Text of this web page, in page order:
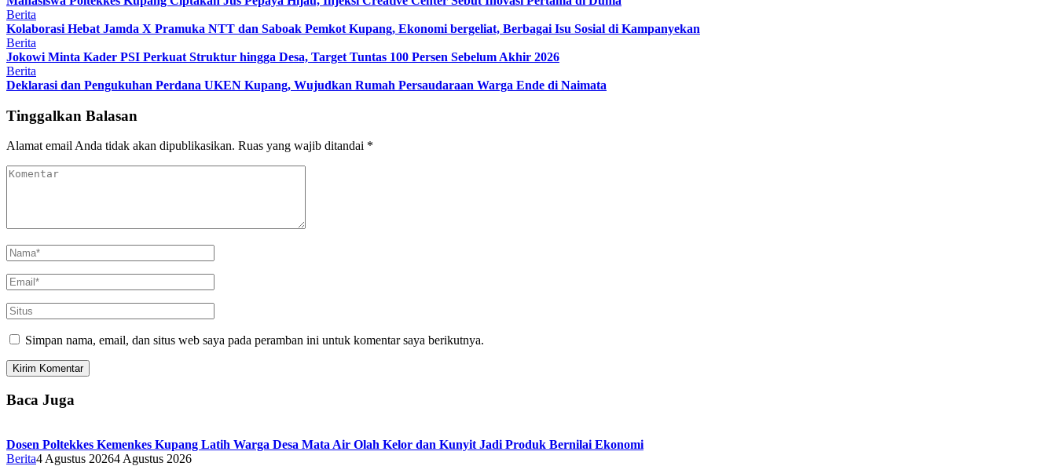
Berita
Kolaborasi Hebat Jamda X Pramuka NTT dan Saboak Pemkot Kupang, Ekonomi bergeliat, Berbagai Isu Sosial di Kampanyekan
Berita
Jokowi Minta Kader PSI Perkuat Struktur hingga Desa, Target Tuntas 100 Persen Sebelum Akhir 2026
Berita
Deklarasi dan Pengukuhan Perdana UKEN Kupang, Wujudkan Rumah Persaudaraan Warga Ende di Naimata
Tinggalkan Balasan
Alamat email Anda tidak akan dipublikasikan. Ruas yang wajib ditandai *
Simpan nama, email, dan situs web saya pada peramban ini untuk komentar saya berikutnya.
Baca Juga
Dosen Poltekkes Kemenkes Kupang Latih Warga Desa Mata Air Olah Kelor dan Kunyit Jadi Produk Bernilai Ekonomi
Berita4 Agustus 20264 Agustus 2026